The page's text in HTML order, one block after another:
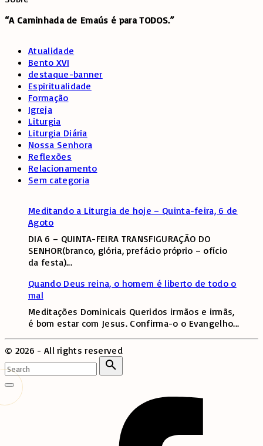
“A Caminhada de Emaús é para TODOS.”
Atualidade
Bento XVI
destaque-banner
Espiritualidade
Formação
Igreja
Liturgia
Liturgia Diária
Nossa Senhora
Reflexões
Relacionamento
Sem categoria
Meditando a Liturgia de hoje – Quinta-feira, 6 de
Agoto
DIA 6 – QUINTA-FEIRA TRANSFIGURAÇÃO DO
SENHOR(branco, glória, prefácio próprio – ofício
da festa)...
Quando Deus reina, o homem é liberto de todo o
mal
Meditações Dominicais Queridos irmãos e irmãs,
é bom estar com Jesus. Confirma-o o Evangelho...
© 2026 - All rights reserved
Search
Search
for:
Go
to
top